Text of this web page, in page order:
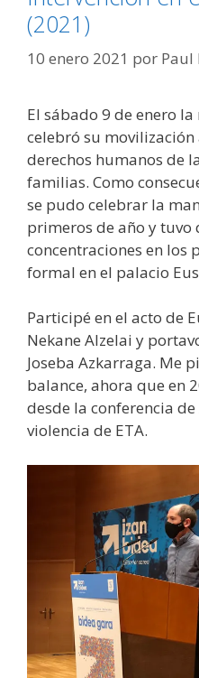
(2021)
10 enero 2021 por Paul
El sábado 9 de enero
celebró su
derechos humanos de
familias. Como
se pudo celebrar la
primeros de año y
concentraciones en los
formal en el palacio
Participé en el acto de
Nekane Alzelai y
Joseba Azkarraga. Me
balance, ahora que en
desde la conferencia
violencia de ETA.